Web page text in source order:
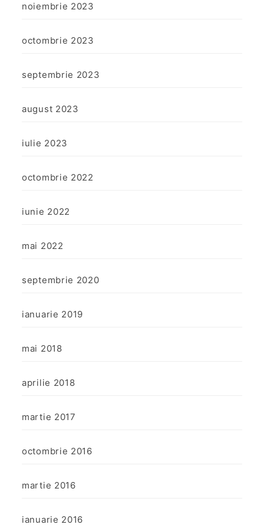
noiembrie 2023
octombrie 2023
septembrie 2023
august 2023
iulie 2023
octombrie 2022
iunie 2022
mai 2022
septembrie 2020
ianuarie 2019
mai 2018
aprilie 2018
martie 2017
octombrie 2016
martie 2016
ianuarie 2016